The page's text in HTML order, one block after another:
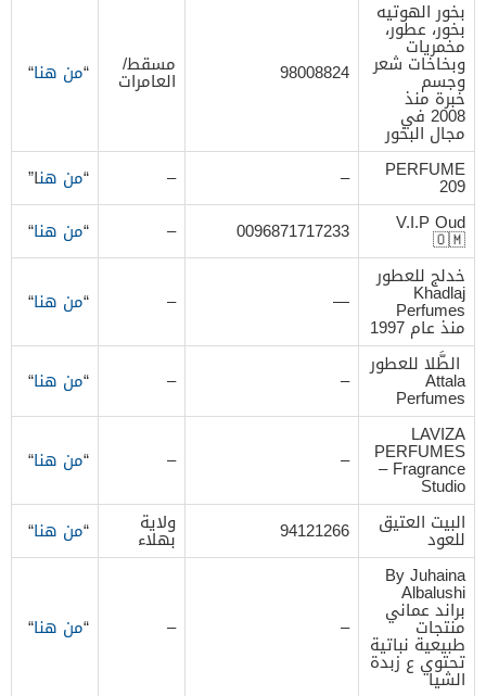
بخور الهوتيه
بخور، عطور،
مخمريات
وبخاخات شعر
وجسم
خبرة منذ
2008 في
مجال البخور
98008824 مسقط/
العامرات “من هنا“
PERFUME
209
–
–
“من هنا”
‏V.I.P Oud
🇴🇲
0096871717233
–
“من هنا“
خدلج للعطور
Khadlaj
Perfumes
منذ عام 1997
—
–
“من هنا“
الطَّلا للعطور
Attala
Perfumes
–
–
“من هنا“
LAVIZA
PERFUMES
– Fragrance
Studio
–
–
“من هنا“
البيت العتيق
للعود 94121266 ولاية
بهلاء “من هنا“
By Juhaina
Albalushi
براند عماني
منتجات
طبيعية نباتية
تحتوي ع زبدة
الشيا
–
–
“من هنا“